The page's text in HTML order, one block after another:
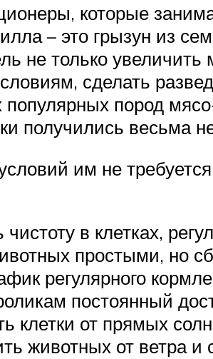
которые
– это грызун из
не только
сделать
пород
получились весьма
им не
в клетках,
простыми, но
регулярного
постоянный
клетки от прямых
животных от ветра и